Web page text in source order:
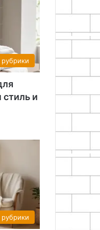
Без рубрики
05.08.2026
05.08.2026
рубрики
и
рубрики